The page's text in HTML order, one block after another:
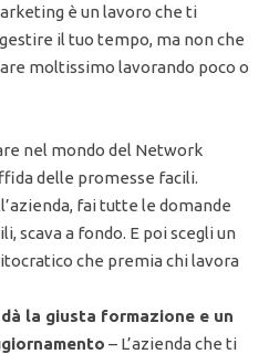
è un lavoro che ti
il tuo tempo, ma non che
moltissimo lavorando poco o
nel mondo del Network
delle promesse facili.
fai tutte le domande
scava a fondo. E poi scegli un
che premia chi lavora
la giusta formazione e un
– L’azienda che ti